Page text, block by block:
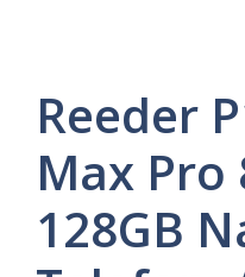
Reeder
Max Pro
128GB